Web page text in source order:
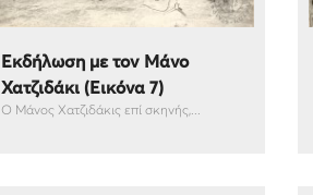
Εκδήλωση με τον Μάνο
Χατζιδάκι (Εικόνα 7)
Ο Μάνος Χατζιδάκις επί σκηνής,...